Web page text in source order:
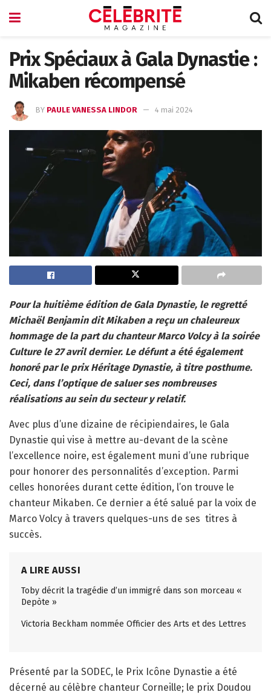
Prix Spéciaux à Gala Dynastie :
Mikaben récompensé
BY PAULE VANESSA LINDOR 4 mai 2024
Pour la huitième édition de Gala Dynastie, le regretté
Michaël Benjamin dit Mikaben a reçu un chaleureux
hommage de la part du chanteur Marco Volcy à la soirée
Culture le 27 avril dernier. Le défunt a été également
honoré par le prix Héritage Dynastie, à titre posthume.
Ceci, dans l’optique de saluer ses nombreuses
réalisations au sein du secteur y relatif.
Avec plus d’une dizaine de récipiendaires, le Gala
Dynastie qui vise à mettre au-devant de la scène
l’excellence noire, est également muni d’une rubrique
pour honorer des personnalités d’exception. Parmi
celles honorées durant cette édition, l’on trouve le
chanteur Mikaben. Ce dernier a été salué par la voix de
Marco Volcy à travers quelques-uns de ses titres à
succès.
A LIRE AUSSI
Toby décrit la tragédie d’un immigré dans son morceau «
Depòte »
Victoria Beckham nommée Officier des Arts et des Lettres
Présenté par la SODEC, le Prix Icône Dynastie a été
décerné au célèbre chanteur Corneille; le prix Doudou